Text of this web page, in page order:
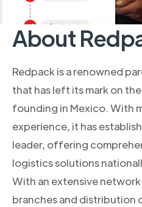
About
Redpack is a renowned
that has left its mark on
founding in Mexico. With
experience, it has
leader, offering
logistics solutions
With an extensive
branches and distribution